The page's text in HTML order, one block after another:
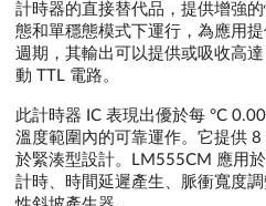
計時器的直接替代品，提供增強
態和單穩態模式下運行，為應用
週期，其輸出可以提供或吸收高
動 TTL 電路。
此計時器 IC 表現出優於每 °C
溫度範圍內的可靠運作。它提供 8
於緊湊型設計。LM555CM 應用
計時、時間延遲產生、脈衝寬度